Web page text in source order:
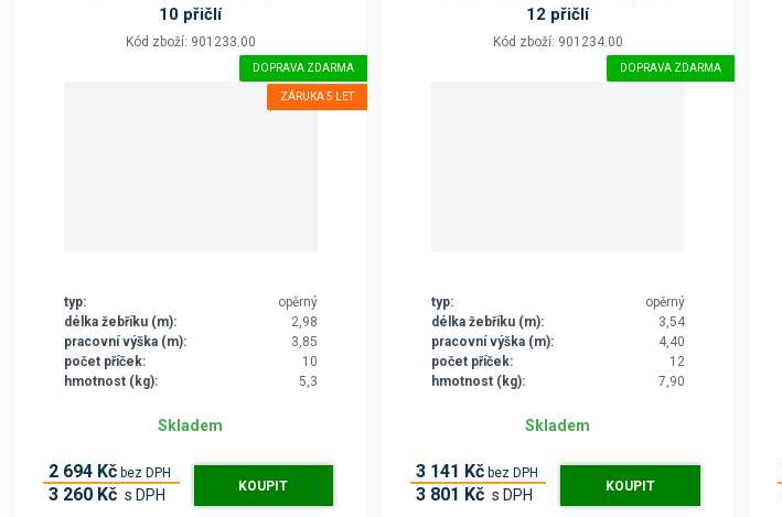
10 přičlí
Kód zboží: 901233.00
DOPRAVA ZDARMA
ZÁRUKA 5 LET
typ:
opěrný
délka žebříku (m):
2,98
pracovní výška (m):
3,85
počet příček:
10
hmotnost (kg):
5,3
Skladem
2 694 Kč bez DPH
3 260 Kč s DPH KOUPIT
12 přičlí
Kód zboží: 901234.00
DOPRAVA ZDARMA
typ:
opěrný
délka žebříku (m):
3,54
pracovní výška (m):
4,40
počet příček:
12
hmotnost (kg):
7,90
Skladem
3 141 Kč bez DPH
3 801 Kč s DPH KOUPIT